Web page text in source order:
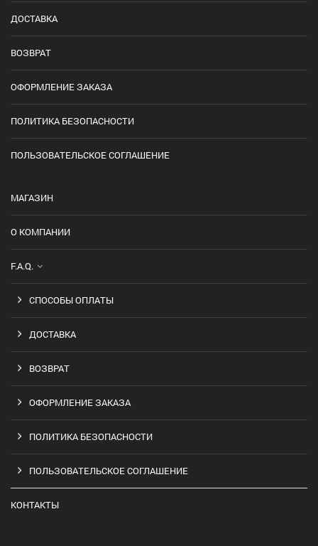
ДОСТАВКА
ВОЗВРАТ
ОФОРМЛЕНИЕ ЗАКАЗА
ПОЛИТИКА БЕЗОПАСНОСТИ
ПОЛЬЗОВАТЕЛЬСКОЕ СОГЛАШЕНИЕ
МАГАЗИН
О КОМПАНИИ
F.A.Q.
СПОСОБЫ ОПЛАТЫ
ДОСТАВКА
ВОЗВРАТ
ОФОРМЛЕНИЕ ЗАКАЗА
ПОЛИТИКА БЕЗОПАСНОСТИ
ПОЛЬЗОВАТЕЛЬСКОЕ СОГЛАШЕНИЕ
КОНТАКТЫ